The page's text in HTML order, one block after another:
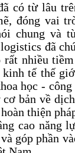
có từ lâu
đóng vai
chung và
đã
rất nhiều
tế thế
học -
cơ bản về
thiện
cao năng
góp phần